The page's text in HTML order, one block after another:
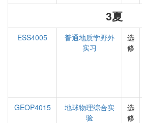
3夏
ESS4005
普通地质学野外
实习
选
修
GEOP4015
地球物理综合实
验
选
修